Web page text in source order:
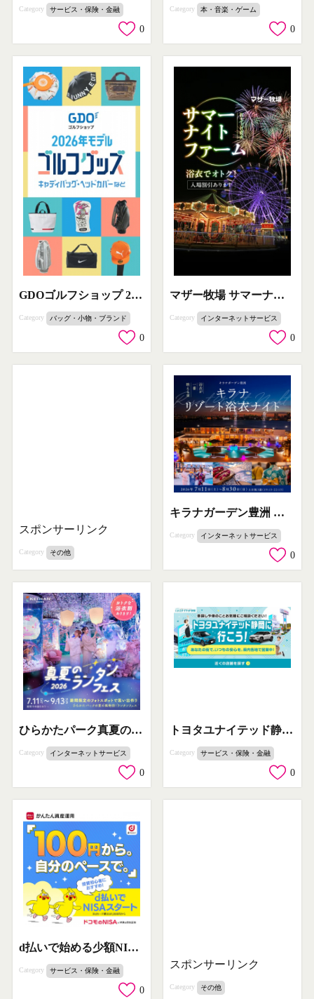
Category サービス・保険・金融
0
Category 本・音楽・ゲーム
0
GDOゴルフショップ 2026年新作ゴルフ用品
Category バッグ・小物・ブランド
0
マザー牧場 サマーナイトファーム（夜の遊園地イベント）
Category インターネットサービス
0
スポンサーリンク
Category その他
キラナガーデン豊洲 浴衣ナイト（夜の浴衣イベント）
Category インターネットサービス
0
ひらかたパーク真夏のランタンフェス2026
Category インターネットサービス
0
トヨタユナイテッド静岡 車販売・相談案内
Category サービス・保険・金融
0
d払いで始める少額NISA投資
Category サービス・保険・金融
0
スポンサーリンク
Category その他